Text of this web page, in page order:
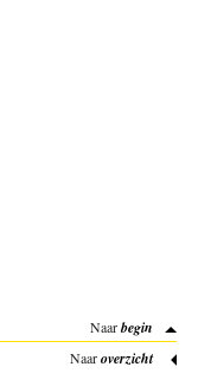
Naarbegin
Naaroverzicht